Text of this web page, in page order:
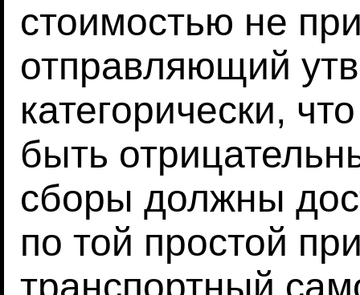
стоимостью не
отправляющий
категорически,
быть
сборы должны
по той простой